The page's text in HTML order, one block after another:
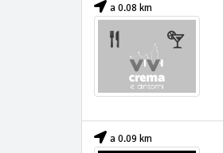
a 0.08 km
a 0.09 km